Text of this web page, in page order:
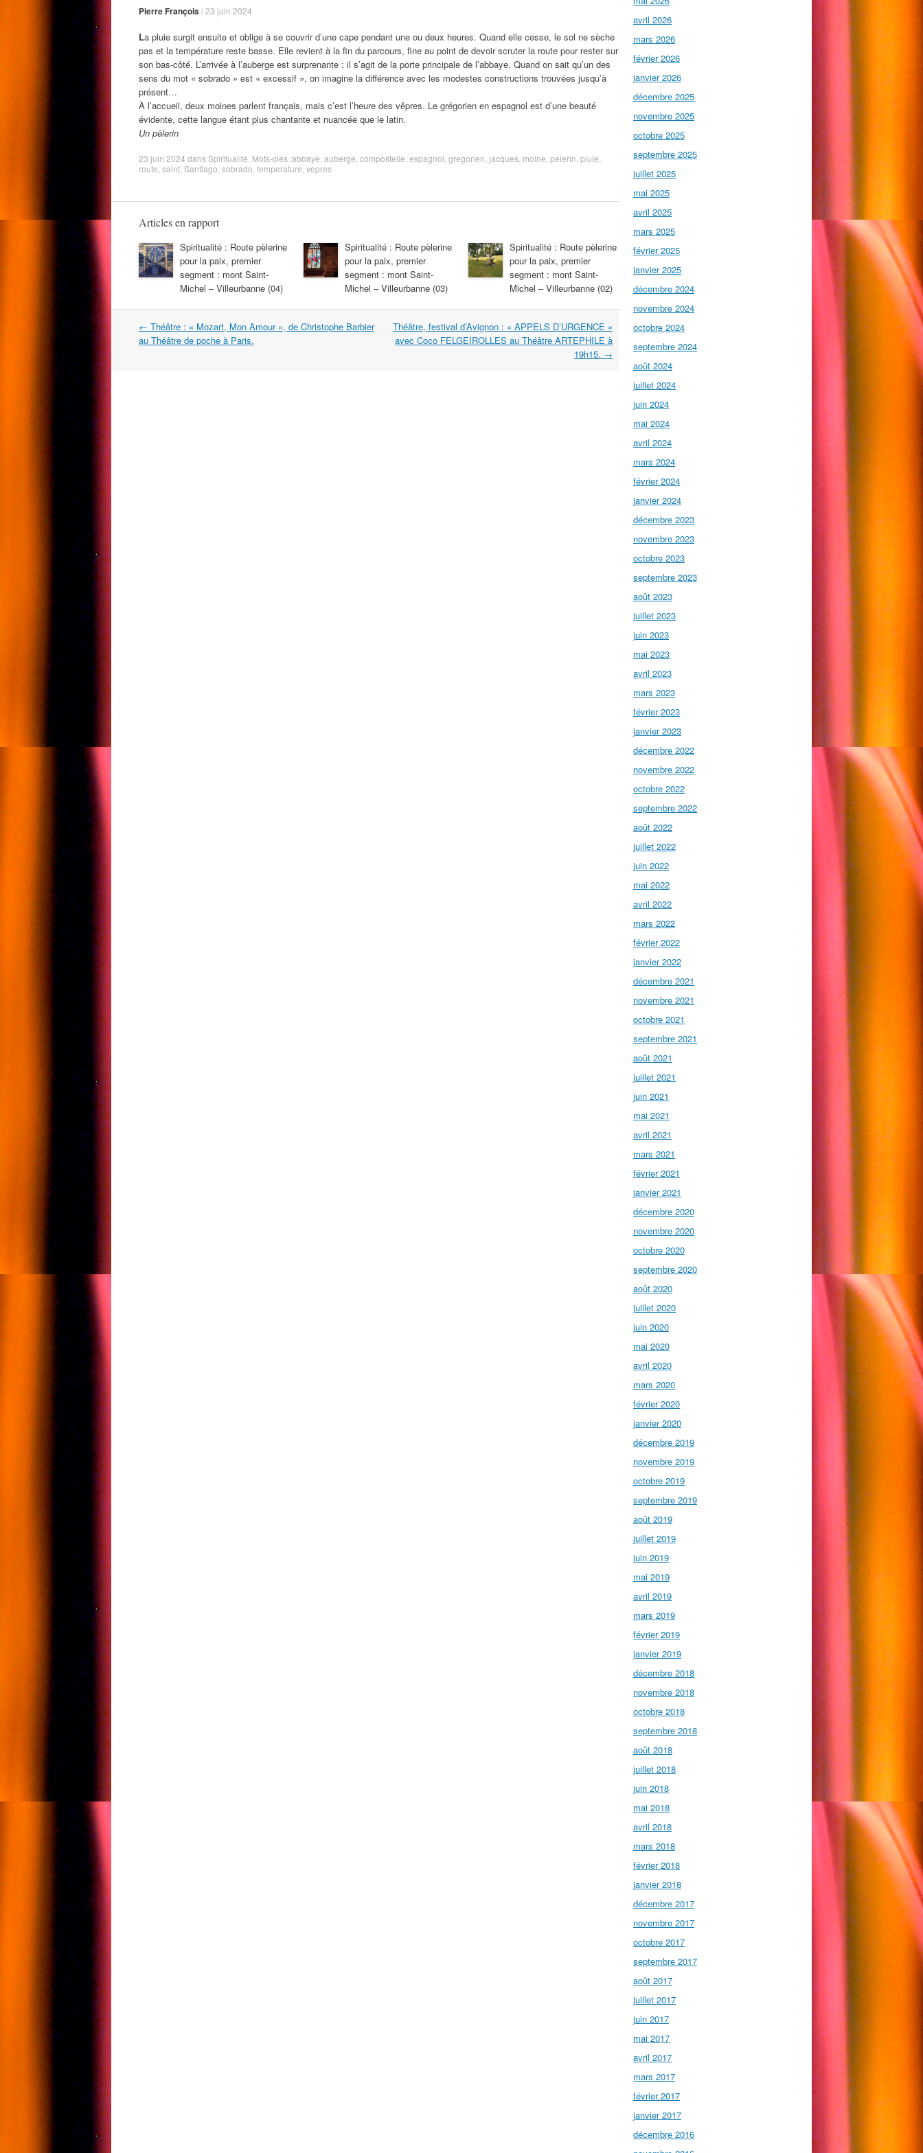
Pierre François/23 juin 2024
La pluie surgit ensuite et oblige à se couvrir d’une cape pendant une ou deux heures. Quand elle cesse, le sol ne sèche
pas et la température reste basse. Elle revient à la fin du parcours, fine au point de devoir scruter la route pour rester sur
son bas-côté. L’arrivée à l’auberge est surprenante : il s’agit de la porte principale de l’abbaye. Quand on sait qu’un des
sens du mot « sobrado » est « excessif », on imagine la différence avec les modestes constructions trouvées jusqu’à
présent…
À l’accueil, deux moines parlent français, mais c’est l’heure des vêpres. Le grégorien en espagnol est d’une beauté
évidente, cette langue étant plus chantante et nuancée que le latin.
Un pèlerin
23 juin 2024 dansSpiritualité . Mots-clés :abbaye auberge compostelle espagnol gregorien jacques moine pelerin pluie
route saint Santiago sobrado temperature vepres
Articles en rapport
Spiritualité : Route pèlerine
pour la paix, premier
segment : mont Saint-
Michel – Villeurbanne (04)
Spiritualité : Route pèlerine
pour la paix, premier
segment : mont Saint-
Michel – Villeurbanne (03)
Spiritualité : Route pèlerine
pour la paix, premier
segment : mont Saint-
Michel – Villeurbanne (02)
Navigation
dans
← Théâtre : « Mozart, Mon Amour », de Christophe Barbier
au Théâtre de poche à Paris.
Théâtre, festival d’Avignon : « APPELS D’URGENCE »
avec Coco FELGEIROLLES au Théâtre ARTEPHILE à
19h15. →
avril 2026
mars 2026
février 2026
janvier 2026
décembre 2025
novembre 2025
octobre 2025
septembre 2025
juillet 2025
mai 2025
avril 2025
mars 2025
février 2025
janvier 2025
décembre 2024
novembre 2024
octobre 2024
septembre 2024
août 2024
juillet 2024
juin 2024
mai 2024
avril 2024
mars 2024
février 2024
janvier 2024
décembre 2023
novembre 2023
octobre 2023
septembre 2023
août 2023
juillet 2023
juin 2023
mai 2023
avril 2023
mars 2023
février 2023
janvier 2023
décembre 2022
novembre 2022
octobre 2022
septembre 2022
août 2022
juillet 2022
juin 2022
mai 2022
avril 2022
mars 2022
février 2022
janvier 2022
décembre 2021
novembre 2021
octobre 2021
septembre 2021
août 2021
juillet 2021
juin 2021
mai 2021
avril 2021
mars 2021
février 2021
janvier 2021
décembre 2020
novembre 2020
octobre 2020
septembre 2020
août 2020
juillet 2020
juin 2020
mai 2020
avril 2020
mars 2020
février 2020
janvier 2020
décembre 2019
novembre 2019
octobre 2019
septembre 2019
août 2019
juillet 2019
juin 2019
mai 2019
avril 2019
mars 2019
février 2019
janvier 2019
décembre 2018
novembre 2018
octobre 2018
septembre 2018
août 2018
juillet 2018
juin 2018
mai 2018
avril 2018
mars 2018
février 2018
janvier 2018
décembre 2017
novembre 2017
octobre 2017
septembre 2017
août 2017
juillet 2017
juin 2017
mai 2017
avril 2017
mars 2017
février 2017
janvier 2017
décembre 2016